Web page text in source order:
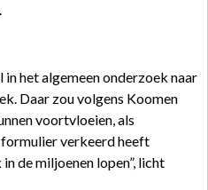
het algemeen onderzoek naar
Daar zou volgens Koomen
voortvloeien, als
verkeerd heeft
de miljoenen lopen”, licht